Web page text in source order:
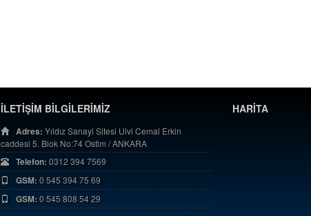
İLETİŞİM BİLGİLERİMİZ
Adres: Yıldız Sanayi Sitesi Ulvi Cemal Erkin
caddesi 5. Blok No:74 Ostim / ANKARA
Telefon: 0312 394 7569
GSM: 0 545 394 75 69
GSM: 0 545 808 54 29
HARİTA